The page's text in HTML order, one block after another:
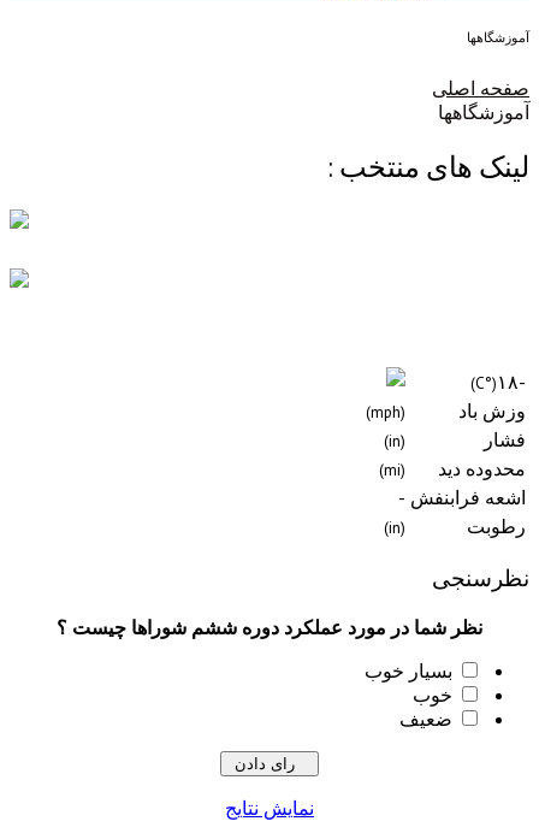
آموزشگاهها
صفحه اصلی
آموزشگاهها
لینک های منتخب :
-١٨ (°C)
وزش باد (mph)
فشار (in)
محدوده دید (mi)
اشعه فرابنفش -
رطوبت
(in)
نظرسنجی
نظر شما در مورد عملکرد دوره ششم شوراها چیست ؟
بسیار خوب
خوب
ضعیف
نمایش نتایج